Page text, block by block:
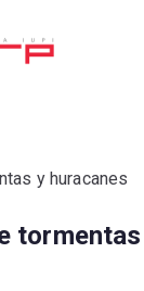
ción
Decanato
y huracanes